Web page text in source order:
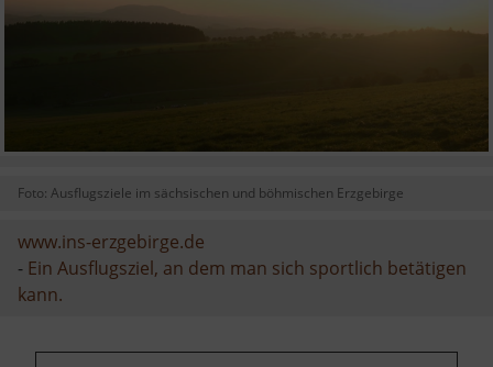
Foto: Ausflugsziele im sächsischen und böhmischen Erzgebirge
www.ins-erzgebirge.de
- Ein Ausflugsziel, an dem man sich sportlich betätigen
kann.